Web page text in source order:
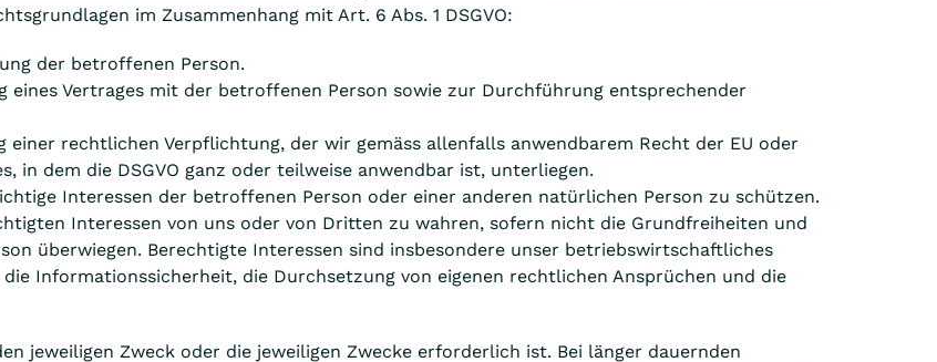
im Zusammenhang mit Art. 6 Abs. 1 DSGVO:
der betroffenen Person.
Vertrages mit der betroffenen Person sowie zur Durchführung entsprechender
rechtlichen Verpflichtung, der wir gemäss allenfalls anwendbarem Recht der EU oder
in dem die DSGVO ganz oder teilweise anwendbar ist, unterliegen.
Interessen der betroffenen Person oder einer anderen natürlichen Person zu schützen.
Interessen von uns oder von Dritten zu wahren, sofern nicht die Grundfreiheiten und
überwiegen. Berechtigte Interessen sind insbesondere unser betriebswirtschaftliches
Informationssicherheit, die Durchsetzung von eigenen rechtlichen Ansprüchen und die
jeweiligen Zweck oder die jeweiligen Zwecke erforderlich ist. Bei länger dauernden